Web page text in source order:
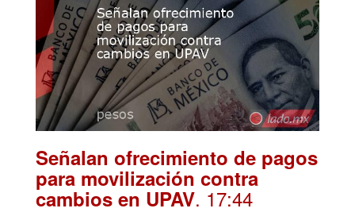
Señalan ofrecimiento de pagos
para movilización contra
cambios en UPAV. 17:44